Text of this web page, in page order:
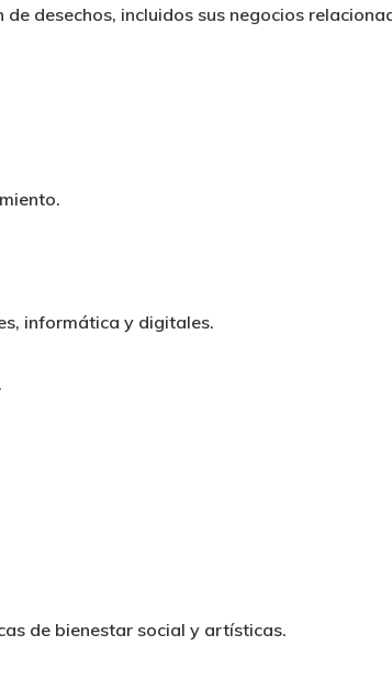
desechos, incluidos sus negocios
informática y digitales.
de bienestar social y artísticas.